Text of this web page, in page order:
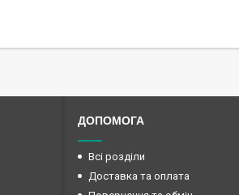
ДОПОМОГА
Всі розділи
Доставка та оплата